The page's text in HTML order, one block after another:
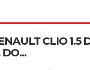
CLIO 1.5
DO...